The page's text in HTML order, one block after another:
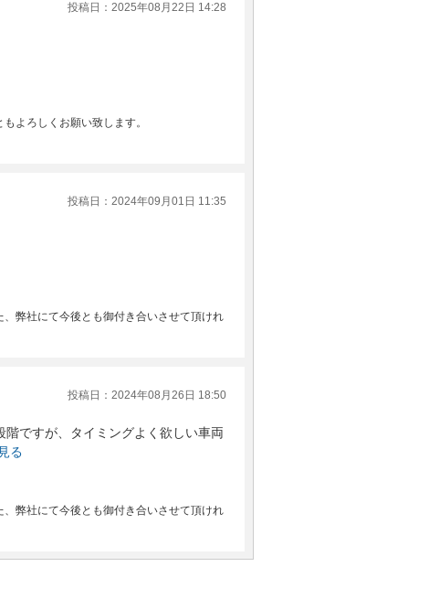
投稿日：2025年08月22日 14:28
よろしくお願い致します。
投稿日：2024年09月01日 11:35
弊社にて今後とも御付き合いさせて頂けれ
投稿日：2024年08月26日 18:50
ですが、タイミングよく欲しい車両
る
弊社にて今後とも御付き合いさせて頂けれ